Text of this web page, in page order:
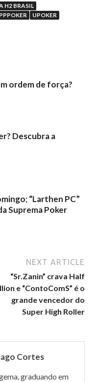
a m
r
i
a
H2 BRASIL
PPPOKER UPOKER
ordem de força?
Descubra a
“Larthen PC”
Suprema Poker
NEXT ARTICLE
“Sr.Zanin” crava Half
e “ContoComS” é o
grande vencedor do
Super High Roller
Cortes
graduando em